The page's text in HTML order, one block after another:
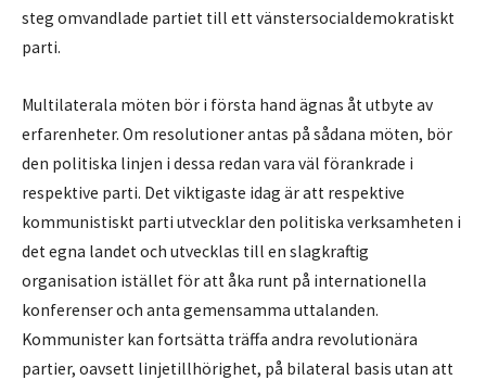
steg omvandlade partiet till ett vänstersocialdemokratiskt
parti.
Multilaterala möten bör i första hand ägnas åt utbyte av
erfarenheter. Om resolutioner antas på sådana möten, bör
den politiska linjen i dessa redan vara väl förankrade i
respektive parti. Det viktigaste idag är att respektive
kommunistiskt parti utvecklar den politiska verksamheten i
det egna landet och utvecklas till en slagkraftig
organisation istället för att åka runt på internationella
konferenser och anta gemensamma uttalanden.
Kommunister kan fortsätta träffa andra revolutionära
partier, oavsett linjetillhörighet, på bilateral basis utan att